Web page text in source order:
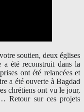
soutien, deux églises
été reconstruit dans la
ont été relancées et
a été ouverte à Bagdad
chrétiens ont vu le jour,
Retour sur ces projets